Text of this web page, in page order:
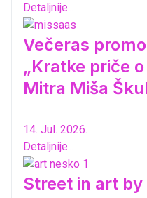
Detaljnije...
Večeras
„Kratke priče
Mitra Miša
14. Jul. 2026.
Detaljnije...
Street in art by